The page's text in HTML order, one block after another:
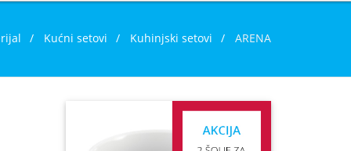
/ Kućni setovi / Kuhinjski setovi / ARENA